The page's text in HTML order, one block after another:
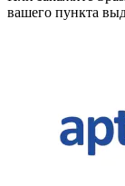
вашего пункта